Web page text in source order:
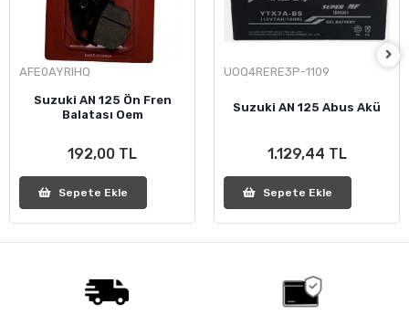
AFE0AYRIHQ
Suzuki AN 125 Ön Fren
Balatası Oem
192,00 TL
Sepete Ekle
UOQ4RERE3P-1109
Suzuki AN 125 Abus Akü
1.129,44 TL
Sepete Ekle